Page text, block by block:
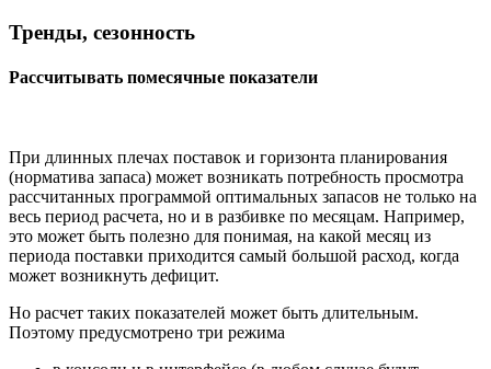
Тренды, сезонность
Рассчитывать помесячные показатели
При длинных плечах поставок и горизонта планирования
(норматива запаса) может возникать потребность просмотра
рассчитанных программой оптимальных запасов не только на
весь период расчета, но и в разбивке по месяцам. Например,
это может быть полезно для понимая, на какой месяц из
периода поставки приходится самый большой расход, когда
может возникнуть дефицит.
Но расчет таких показателей может быть длительным.
Поэтому предусмотрено три режима